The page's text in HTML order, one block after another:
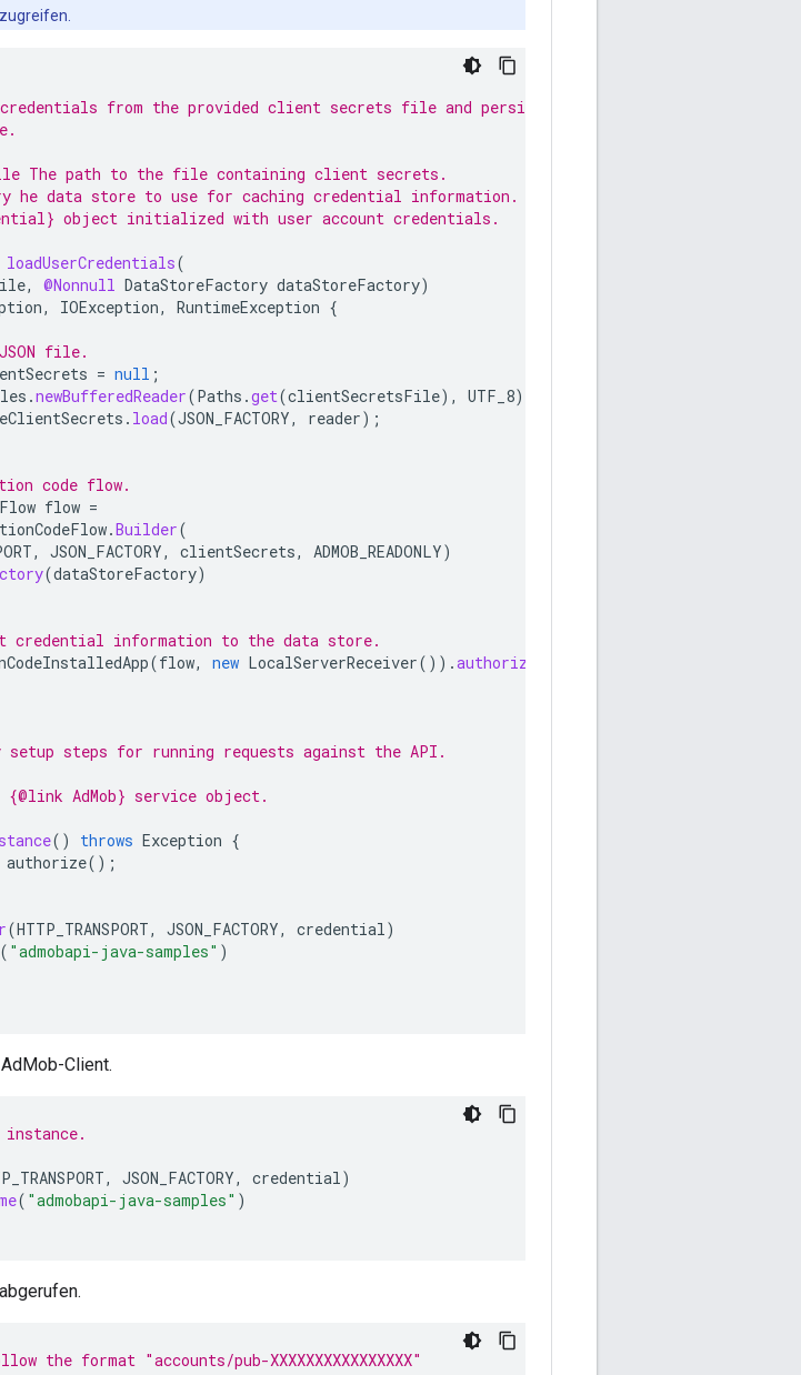
from the provided client secrets file and persists data to
The path to the file containing client secrets.
he data store to use for caching credential information.
object initialized with user account credentials.
loadUserCredentials(
, @Nonnull DataStoreFactory dataStoreFactory)
, IOException, RuntimeException {
file.
= null ;
.newBufferedReader(Paths .get(clientSecretsFile), UTF_8))
. load(JSON_FACTORY, reader);
code flow.
flow =
.Builder(
, JSON_FACTORY, clientSecrets, ADMOB_READONLY)
(dataStoreFactory)
credential information to the data store.
(flow, new LocalServerReceiver()).authorize
setup steps for running requests against the API.
AdMob} service object.
() throws Exception {
authorize();
(HTTP_TRANSPORT, JSON_FACTORY, credential)
( "admobapi-java-samples" )
Client.
, JSON_FACTORY, credential)
( "admobapi-java-samples" )
the format "accounts/pub-XXXXXXXXXXXXXXXX"